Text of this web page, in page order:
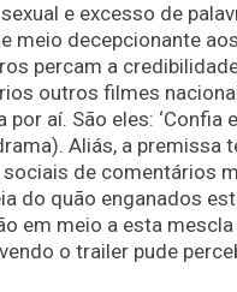
e excesso de
meio decepcionante
percam a
outros filmes
aí. São eles: ‘Confia
Aliás, a premissa
de comentários
do quão enganados
em meio a esta
o trailer pude